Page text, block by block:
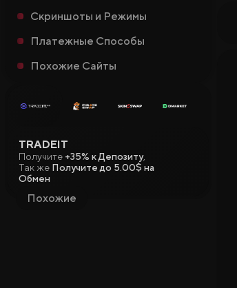
Скриншоты и Режимы
Платежные Способы
Похожие Сайты
Похожие
TRADEIT
Получите +35% к Депозиту,
Так же Получите до 5.00$ на
Обмен